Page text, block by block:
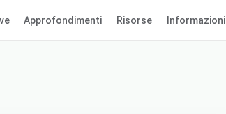
Approfondimenti Risorse Informazioni